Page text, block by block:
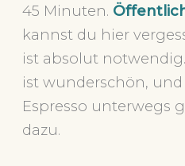
45 Minuten.
kannst du hier
ist absolut
ist wunderschön,
Espresso unterwegs
dazu.